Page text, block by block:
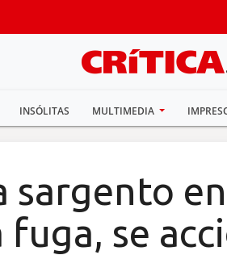
INSÓLITAS MULTIMEDIA
sargento
fuga, se